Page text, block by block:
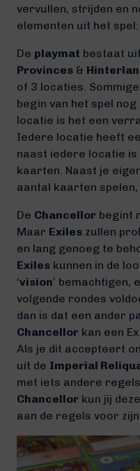
vervullen, strijden en
elementen uit het spel:
De playmat bestaat
Provinces &
of 3 locaties.
begin van het spel
locatie is het een
Iedere locatie heeft
naast iedere locatie
kaarten. Naast je
aantal kaarten spelen,
De Chancellor begint
Maar Exiles zullen
en lang genoeg te
Exiles kunnen in de
‘vision’ bemachtigen,
volgende rondes
dan is dat een ander
Chancellor kan een
Als je dit accepteert
uit de Imperial
met iets andere
Chancellor kun jij
aan de regels voor zijn